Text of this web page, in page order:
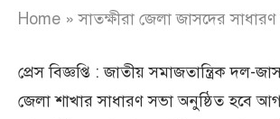
Home »সাতক্ষীরা জেলা জাসদের
প্রেস বিজ্ঞপ্তি : জাতীয় সমাজতান্ত্রিক দল-
জেলা শাখার সাধারণ সভা অনুষ্ঠিত হবে